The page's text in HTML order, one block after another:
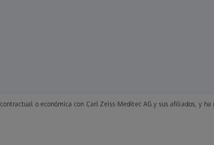
o económica con Carl Zeiss Meditec AG y sus afiliados, y ha